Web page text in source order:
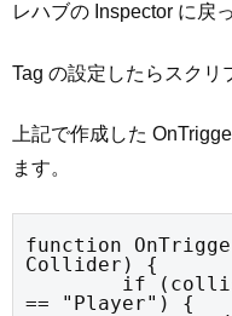
レハブの Inspector に戻
Tag の設定したらスクリ
上記で作成した
ます。
function
Collider) {
== "Player") {